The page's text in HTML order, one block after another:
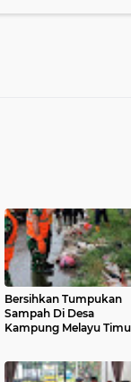
Bersihkan Tumpukan
Sampah Di Desa
Kampung Melayu
Masyarakat